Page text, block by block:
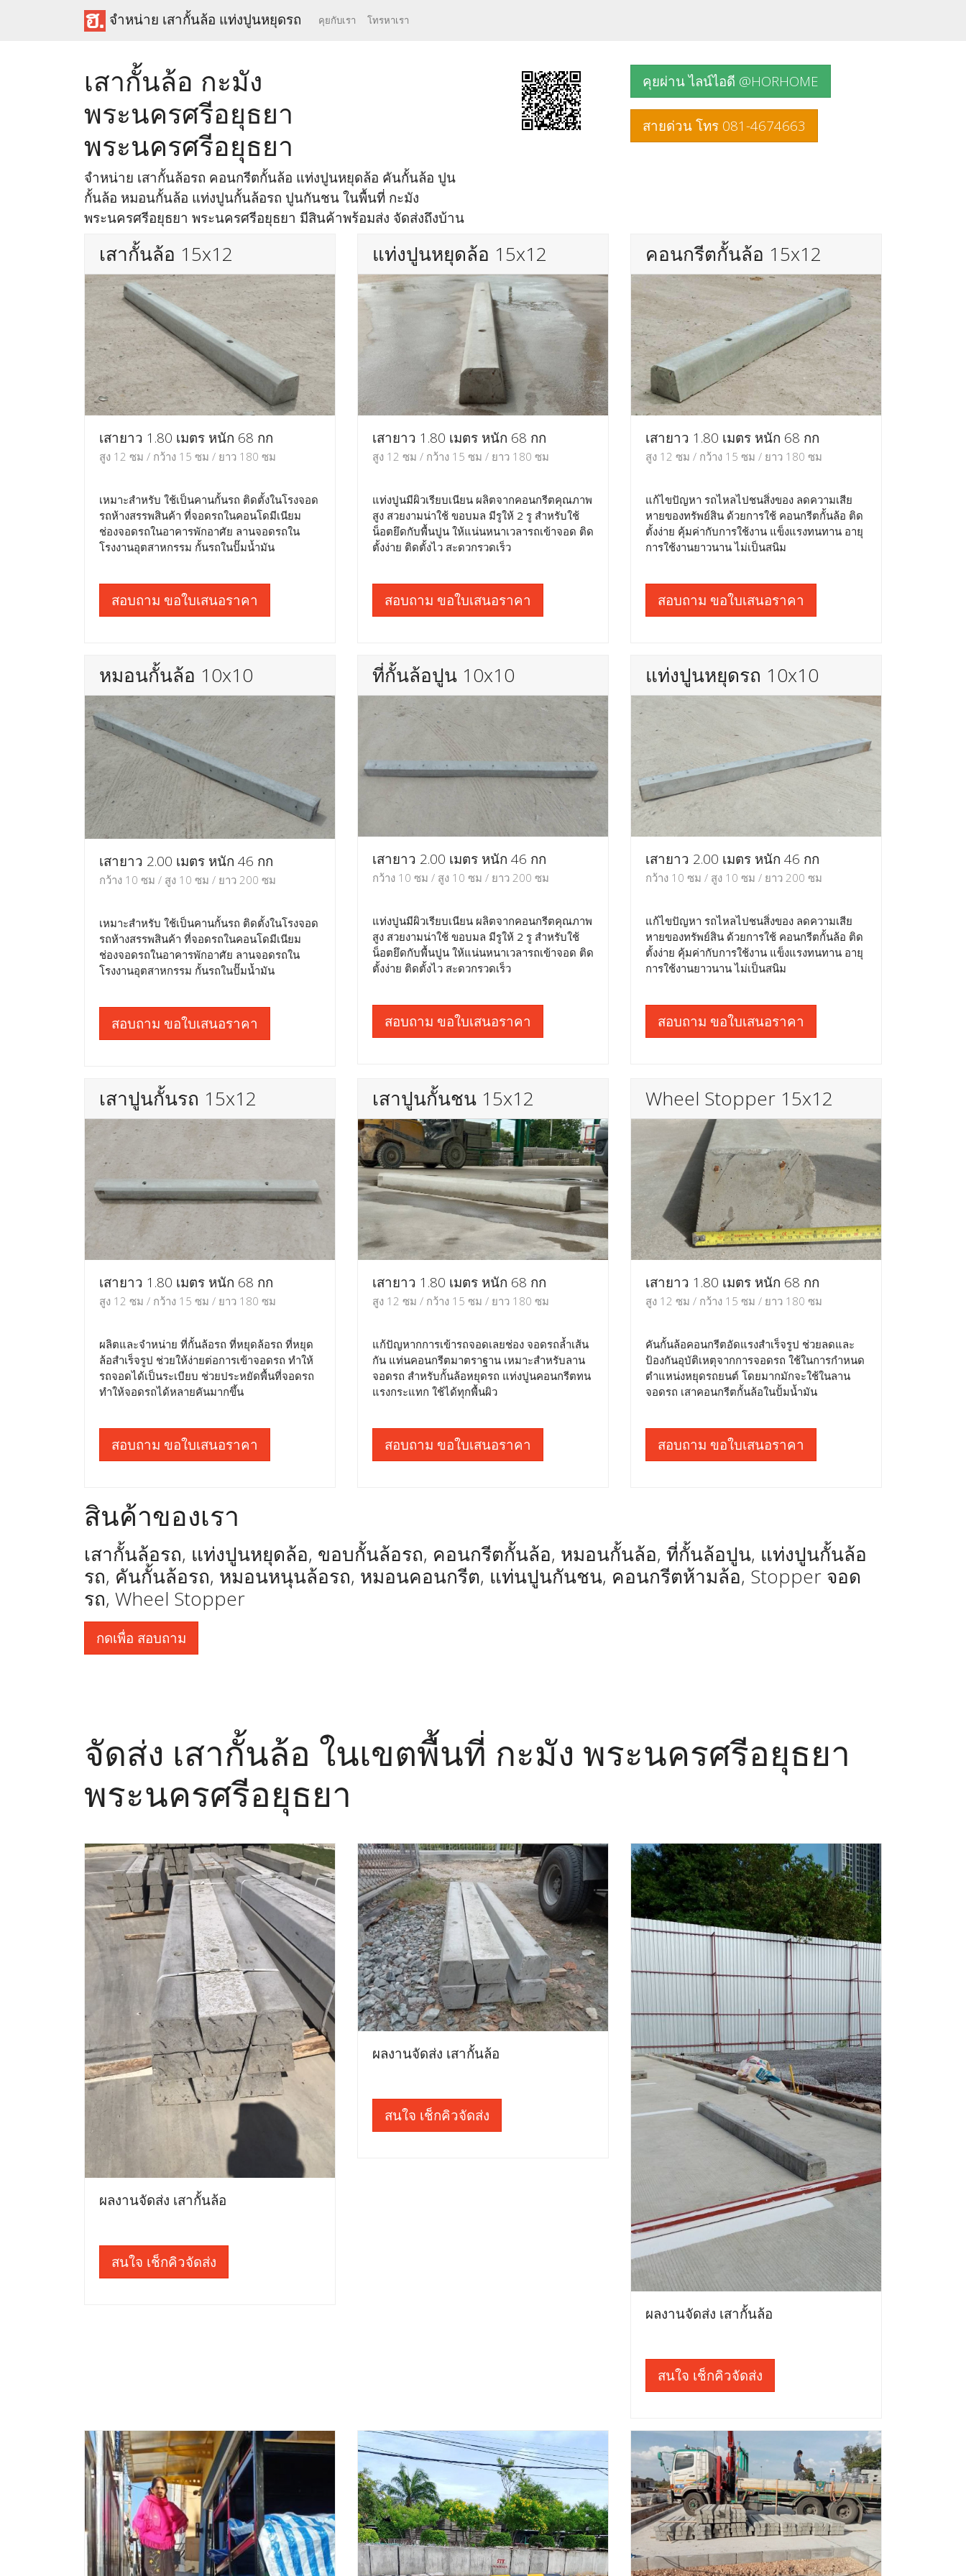
จำหน่าย เสากั้นล้อ แท่งปูนหยุดรถ คุยกับเรา โทรหาเรา
เสากั้นล้อ กะมัง
พระนครศรีอยุธยา
พระนครศรีอยุธยา
จำหน่าย เสากั้นล้อรถ คอนกรีตกั้นล้อ แท่งปูนหยุดล้อ คันกั้นล้อ ปูน
กั้นล้อ หมอนกั้นล้อ แท่งปูนกั้นล้อรถ ปูนกันชน ในพื้นที่ กะมัง
พระนครศรีอยุธยา พระนครศรีอยุธยา มีสินค้าพร้อมส่ง จัดส่งถึงบ้าน
คุยผ่าน ไลน์ไอดี @HORHOME
สายด่วน โทร 081-4674663
เสากั้นล้อ 15x12
เสายาว 1.80 เมตร หนัก 68 กก
สูง 12 ซม / กว้าง 15 ซม / ยาว 180 ซม
เหมาะสำหรับ ใช้เป็นคานกั้นรถ ติดตั้งในโรงจอด
รถห้างสรรพสินค้า ที่จอดรถในคอนโดมีเนียม
ช่องจอดรถในอาคารพักอาศัย ลานจอดรถใน
โรงงานอุตสาหกรรม กั้นรถในปั๊มน้ำมัน
สอบถาม ขอใบเสนอราคา
แท่งปูนหยุดล้อ 15x12
เสายาว 1.80 เมตร หนัก 68 กก
สูง 12 ซม / กว้าง 15 ซม / ยาว 180 ซม
แท่งปูนมีผิวเรียบเนียน ผลิตจากคอนกรีตคุณภาพ
สูง สวยงามน่าใช้ ขอบมล มีรูให้ 2 รู สำหรับใช้
น็อตยึดกับพื้นปูน ให้แน่นหนาเวลารถเข้าจอด ติด
ตั้งง่าย ติดตั้งไว สะดวกรวดเร็ว
สอบถาม ขอใบเสนอราคา
คอนกรีตกั้นล้อ 15x12
เสายาว 1.80 เมตร หนัก 68 กก
สูง 12 ซม / กว้าง 15 ซม / ยาว 180 ซม
แก้ไขปัญหา รถไหลไปชนสิ่งของ ลดความเสีย
หายของทรัพย์สิน ด้วยการใช้ คอนกรีตกั้นล้อ ติด
ตั้งง่าย คุ้มค่ากับการใช้งาน แข็งแรงทนทาน อายุ
การใช้งานยาวนาน ไม่เป็นสนิม
สอบถาม ขอใบเสนอราคา
หมอนกั้นล้อ 10x10
เสายาว 2.00 เมตร หนัก 46 กก
กว้าง 10 ซม / สูง 10 ซม / ยาว 200 ซม
เหมาะสำหรับ ใช้เป็นคานกั้นรถ ติดตั้งในโรงจอด
รถห้างสรรพสินค้า ที่จอดรถในคอนโดมีเนียม
ช่องจอดรถในอาคารพักอาศัย ลานจอดรถใน
โรงงานอุตสาหกรรม กั้นรถในปั๊มน้ำมัน
สอบถาม ขอใบเสนอราคา
ที่กั้นล้อปูน 10x10
เสายาว 2.00 เมตร หนัก 46 กก
กว้าง 10 ซม / สูง 10 ซม / ยาว 200 ซม
แท่งปูนมีผิวเรียบเนียน ผลิตจากคอนกรีตคุณภาพ
สูง สวยงามน่าใช้ ขอบมล มีรูให้ 2 รู สำหรับใช้
น็อตยึดกับพื้นปูน ให้แน่นหนาเวลารถเข้าจอด ติด
ตั้งง่าย ติดตั้งไว สะดวกรวดเร็ว
สอบถาม ขอใบเสนอราคา
แท่งปูนหยุดรถ 10x10
เสายาว 2.00 เมตร หนัก 46 กก
กว้าง 10 ซม / สูง 10 ซม / ยาว 200 ซม
แก้ไขปัญหา รถไหลไปชนสิ่งของ ลดความเสีย
หายของทรัพย์สิน ด้วยการใช้ คอนกรีตกั้นล้อ ติด
ตั้งง่าย คุ้มค่ากับการใช้งาน แข็งแรงทนทาน อายุ
การใช้งานยาวนาน ไม่เป็นสนิม
สอบถาม ขอใบเสนอราคา
เสาปูนกั้นรถ 15x12
เสายาว 1.80 เมตร หนัก 68 กก
สูง 12 ซม / กว้าง 15 ซม / ยาว 180 ซม
ผลิตและจำหน่าย ที่กั้นล้อรถ ที่หยุดล้อรถ ที่หยุด
ล้อสำเร็จรูป ช่วยให้ง่ายต่อการเข้าจอดรถ ทำให้
รถจอดได้เป็นระเบียบ ช่วยประหยัดพื้นที่จอดรถ
ทำให้จอดรถได้หลายคันมากขึ้น
สอบถาม ขอใบเสนอราคา
เสาปูนกั้นชน 15x12
เสายาว 1.80 เมตร หนัก 68 กก
สูง 12 ซม / กว้าง 15 ซม / ยาว 180 ซม
แก้ปัญหากการเข้ารถจอดเลยช่อง จอดรถล้ำเส้น
กัน แท่นคอนกรีตมาตราฐาน เหมาะสำหรับลาน
จอดรถ สำหรับกั้นล้อหยุดรถ แท่งปูนคอนกรีตทน
แรงกระแทก ใช้ได้ทุกพื้นผิว
สอบถาม ขอใบเสนอราคา
Wheel Stopper 15x12
เสายาว 1.80 เมตร หนัก 68 กก
สูง 12 ซม / กว้าง 15 ซม / ยาว 180 ซม
คันกั้นล้อคอนกรีตอัดแรงสำเร็จรูป ช่วยลดและ
ป้องกันอุบัติเหตุจากการจอดรถ ใช้ในการกำหนด
ตำแหน่งหยุดรถยนต์ โดยมากมักจะใช้ในลาน
จอดรถ เสาคอนกรีตกั้นล้อในปั้มน้ำมัน
สอบถาม ขอใบเสนอราคา
สินค้าของเรา
เสากั้นล้อรถ, แท่งปูนหยุดล้อ, ขอบกั้นล้อรถ, คอนกรีตกั้นล้อ, หมอนกั้นล้อ, ที่กั้นล้อปูน, แท่งปูนกั้นล้อ
รถ, คันกั้นล้อรถ, หมอนหนุนล้อรถ, หมอนคอนกรีต, แท่นปูนกันชน, คอนกรีตห้ามล้อ, Stopper จอด
รถ, Wheel Stopper
กดเพื่อ สอบถาม
จัดส่ง เสากั้นล้อ ในเขตพื้นที่ กะมัง พระนครศรีอยุธยา
พระนครศรีอยุธยา
ผลงานจัดส่ง เสากั้นล้อ
สนใจ เช็กคิวจัดส่ง
ผลงานจัดส่ง เสากั้นล้อ
สนใจ เช็กคิวจัดส่ง
ผลงานจัดส่ง เสากั้นล้อ
สนใจ เช็กคิวจัดส่ง